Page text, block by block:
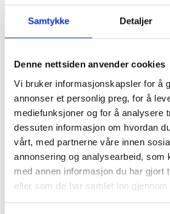
Samtykke Detaljer
Denne nettsiden anvender cookies
Vi bruker informasjonskapsler for å
annonser et personlig preg, for å
mediefunksjoner og for å analysere
dessuten informasjon om hvordan
vårt, med partnerne våre innen
annonsering og analysearbeid, som
med annen informasjon du har gjort
eller som de har samlet inn